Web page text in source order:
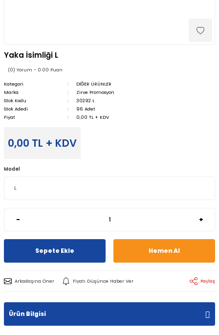
Yaka İsimliği L
(0) Yorum - 0.00 Puan
Kategori
DİĞER ÜRÜNLER
Marka
Zirve Promosyon
Stok Kodu
30292 L
Stok Adedi
96 Adet
Fiyat
0,00 TL + KDV
0,00 TL + KDV
Model
- +
Sepete Ekle Hemen Al
Arkadaşına Öner Fiyatı Düşünce Haber Ver Paylaş
Ürün Bilgisi